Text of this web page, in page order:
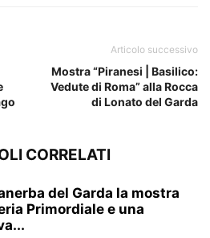
Articolo successivo
Mostra “Piranesi | Basilico:
Vedute di Roma” alla Rocca
di Lonato del Garda
CORRELATI
del Garda la mostra
Primordiale e una